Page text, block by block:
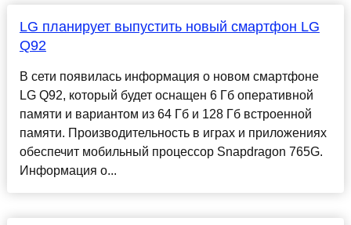
LG планирует выпустить новый смартфон LG
Q92
В сети появилась информация о новом смартфоне
LG Q92, который будет оснащен 6 Гб оперативной
памяти и вариантом из 64 Гб и 128 Гб встроенной
памяти. Производительность в играх и приложениях
обеспечит мобильный процессор Snapdragon 765G.
Информация о...